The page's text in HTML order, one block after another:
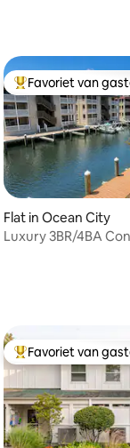
beoordeling van
Topfavoriet van
Favoriet van
Flat in Ocean City
Luxury 3BR/4BA
Topfavoriet van
Favoriet van